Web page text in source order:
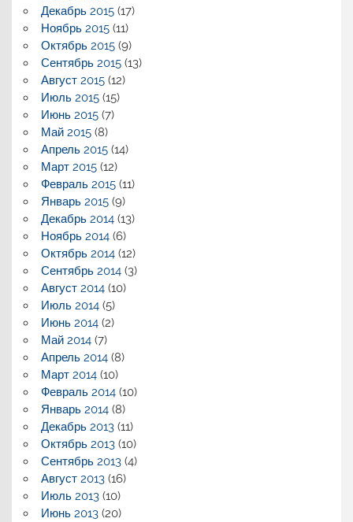
Декабрь 2015(17)
Ноябрь 2015(11)
Октябрь 2015(9)
Сентябрь 2015(13)
Август 2015(12)
Июль 2015(15)
Июнь 2015(7)
Май 2015(8)
Апрель 2015(14)
Март 2015(12)
Февраль 2015(11)
Январь 2015(9)
Декабрь 2014(13)
Ноябрь 2014(6)
Октябрь 2014(12)
Сентябрь 2014(3)
Август 2014(10)
Июль 2014(5)
Июнь 2014(2)
Май 2014(7)
Апрель 2014(8)
Март 2014(10)
Февраль 2014(10)
Январь 2014(8)
Декабрь 2013(11)
Октябрь 2013(10)
Сентябрь 2013(4)
Август 2013(16)
Июль 2013(10)
Июнь 2013(20)